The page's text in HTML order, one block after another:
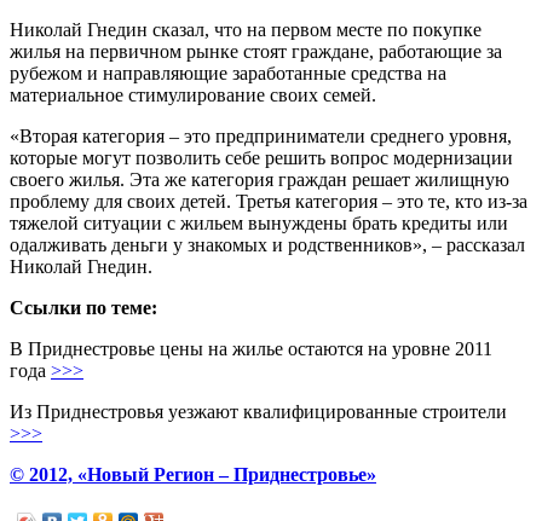
Николай Гнедин сказал, что на первом месте по покупке
жилья на первичном рынке стоят граждане, работающие за
рубежом и направляющие заработанные средства на
материальное стимулирование своих семей.
«Вторая категория – это предприниматели среднего уровня,
которые могут позволить себе решить вопрос модернизации
своего жилья. Эта же категория граждан решает жилищную
проблему для своих детей. Третья категория – это те, кто из-за
тяжелой ситуации с жильем вынуждены брать кредиты или
одалживать деньги у знакомых и родственников», – рассказал
Николай Гнедин.
Ссылки по теме:
В Приднестровье цены на жилье остаются на уровне 2011
года >>>
Из Приднестровья уезжают квалифицированные строители
>>>
© 2012, «Новый Регион – Приднестровье»